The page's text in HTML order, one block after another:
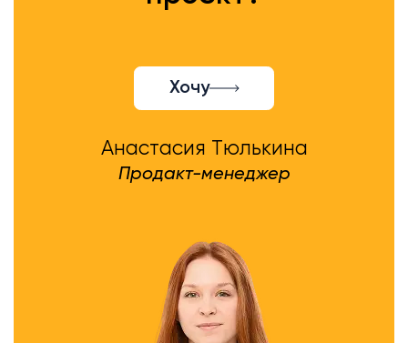
Хочу
Анастасия Тюлькина
Продакт-менеджер